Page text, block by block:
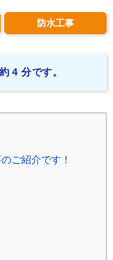
防水工事
4 分です。
ご紹介です！